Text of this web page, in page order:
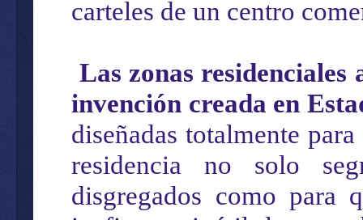
carteles de un centro
Las zonas
invención creada en
diseñadas totalmente
residencia no solo
disgregados como para